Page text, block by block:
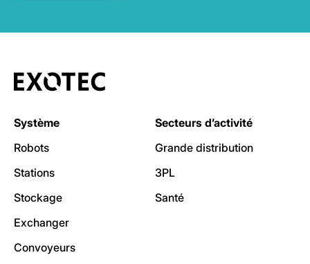
Système
Robots
Stations
Stockage
Exchanger
Convoyeurs
Secteurs d’activité
Grande distribution
3PL
Santé